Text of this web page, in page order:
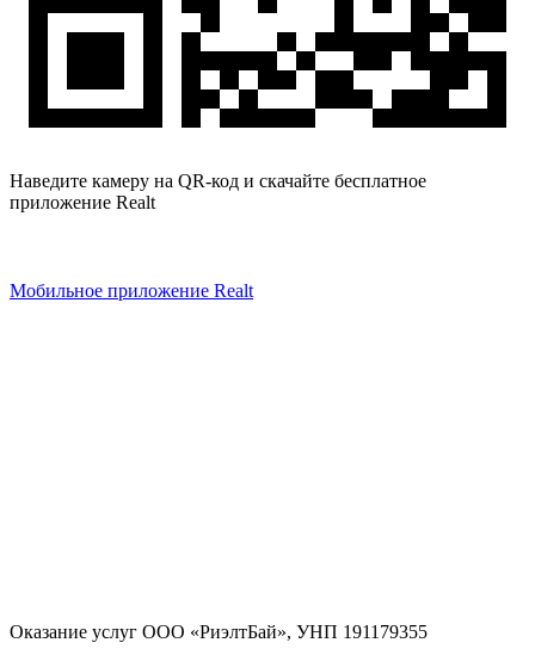
Наведите камеру на QR-код и скачайте бесплатное
приложение Realt
Мобильное приложение Realt
Оказание услуг ООО «РиэлтБай», УНП 191179355